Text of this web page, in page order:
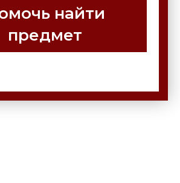
найти
предмет